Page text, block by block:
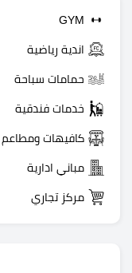
GYM
اندية رياضية
حمامات سباحة
خدمات فندقية
كافيهات ومطاعم
مباني ادارية
مركز تجاري